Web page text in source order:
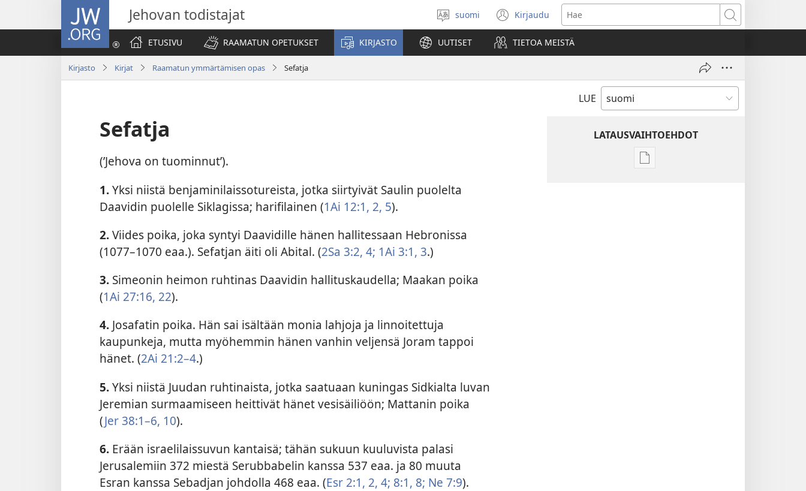
JW.ORG Jehovan todistajat
Valitse
kieli
suomi Kirjaudu
(avaa
uuden
ikkunan)
Hae
ETUSIVU
RAAMATUN OPETUKSET KIRJASTO UUTISET TIETOA MEISTÄ
Kirjasto Kirjat Raamatun ymmärtämisen opas Sefatja
LUE
Sefatja
(’Jehova on tuominnut’).
1.Yksi niistä benjaminilaissotureista, jotka siirtyivät Saulin puolelta
Daavidin puolelle Siklagissa; harifilainen (1Ai 12:1, 2, 5).
2.Viides poika, joka syntyi Daavidille hänen hallitessaan Hebronissa
(1077–1070 eaa.). Sefatjan äiti oli Abital. (2Sa 3:2, 4; 1Ai 3:1, 3.)
3. Simeonin heimon ruhtinas Daavidin hallituskaudella; Maakan poika
(1Ai 27:16, 22).
4. Josafatin poika. Hän sai isältään monia lahjoja ja linnoitettuja
kaupunkeja, mutta myöhemmin hänen vanhin veljensä Joram tappoi
hänet. (2Ai 21:2–4.)
5.Yksi niistä Juudan ruhtinaista, jotka saatuaan kuningas Sidkialta luvan
Jeremian surmaamiseen heittivät hänet vesisäiliöön; Mattanin poika
(Jer 38:1–6, 10).
6. Erään israelilaissuvun kantaisä; tähän sukuun kuuluvista palasi
Jerusalemiin 372 miestä Serubbabelin kanssa 537 eaa. ja 80 muuta
Esran kanssa Sebadjan johdolla 468 eaa. (Esr 2:1, 2, 4; 8:1, 8; Ne 7:9).
LATAUSVAIHTOEHDOT
Julkaisujen